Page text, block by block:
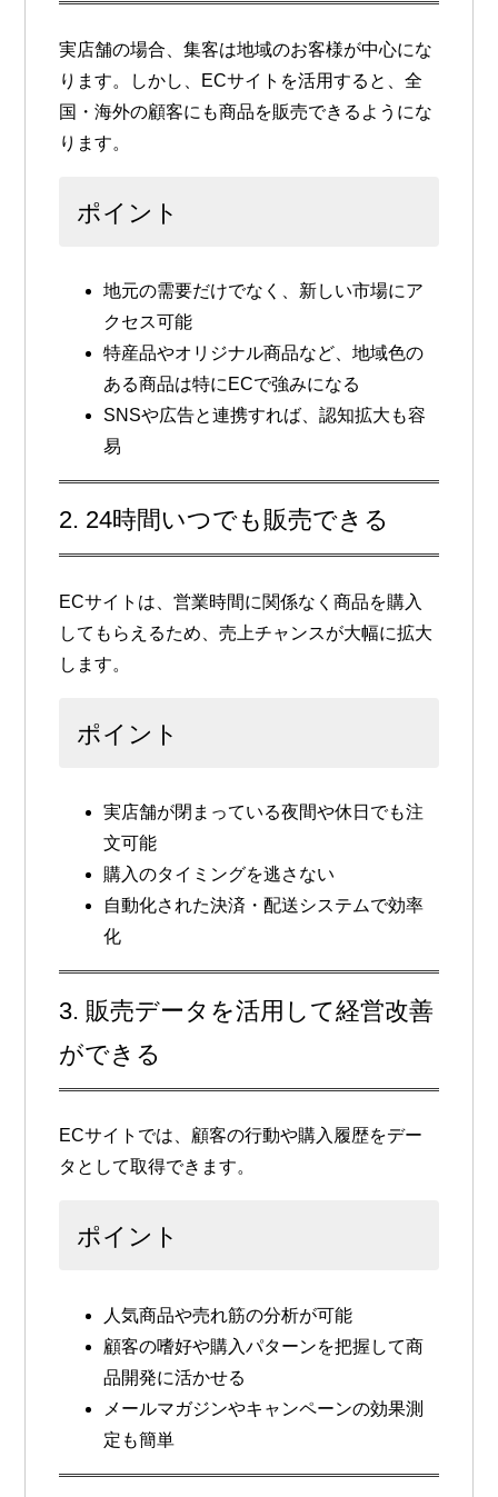
実店舗の場合、集客は地域のお客様が中心にな
ります。しかし、ECサイトを活用すると、全
国・海外の顧客にも商品を販売できる ようにな
ります。
ポイント
地元の需要だけでなく、新しい市場にア
クセス可能
特産品やオリジナル商品など、地域色の
ある商品は特にECで強みになる
SNSや広告と連携すれば、認知拡大も容
易
2. 24時間いつでも販売できる
ECサイトは、営業時間に関係なく商品を購入
してもらえるため、売上チャンスが大幅に拡大
します。
ポイント
実店舗が閉まっている夜間や休日でも注
文可能
購入のタイミングを逃さない
自動化された決済・配送システムで効率
化
3. 販売データを活用して経営改善
ができる
ECサイトでは、顧客の行動や購入履歴をデー
タとして取得できます。
ポイント
人気商品や売れ筋の分析が可能
顧客の嗜好や購入パターンを把握して商
品開発に活かせる
メールマガジンやキャンペーンの効果測
定も簡単